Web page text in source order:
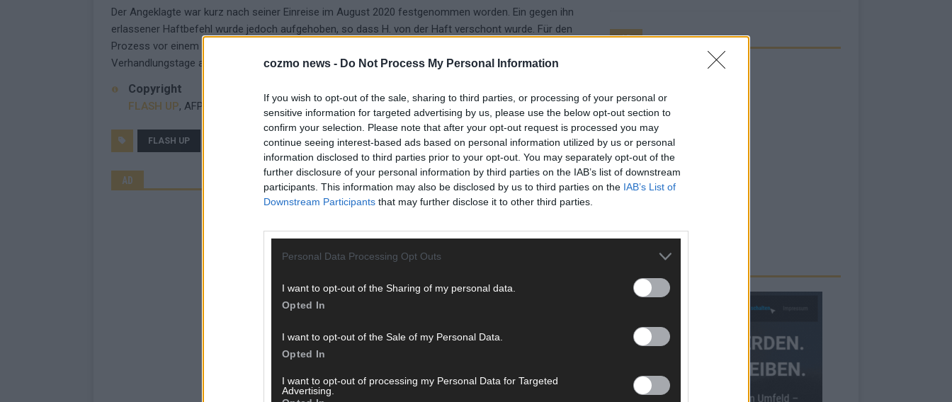
cozmo news - Do Not Process My Personal Information
If you wish to opt-out of the sale, sharing to third parties, or processing of your personal or
sensitive information for targeted advertising by us, please use the below opt-out section to
confirm your selection. Please note that after your opt-out request is processed you may
continue seeing interest-based ads based on personal information utilized by us or personal
information disclosed to third parties prior to your opt-out. You may separately opt-out of the
further disclosure of your personal information by third parties on the IAB’s list of downstream
participants. This information may also be disclosed by us to third parties on the IAB’s List of
Downstream Participants that may further disclose it to other third parties.
Personal Data Processing Opt Outs
I want to opt-out of the Sharing of my personal data.
Opted In
I want to opt-out of the Sale of my Personal Data.
Opted In
I want to opt-out of processing my Personal Data for Targeted
Advertising.
Der Angeklagte war kurz nach seiner Einreise im August 2020 festgenommen worden. Ein gegen ihn
erlassener Haftbefehl wurde jedoch aufgehoben, so dass H. von der Haft verschont wurde. Für den
Prozess vor einem Strafsenat des Kammergerichts sind bis Ende Januar insgesamt sechs
Verhandlungstage angesetzt.
Copyright
FLASH UP, AFP
FLASH UP GESTÄNDNIS JUSTIZ TALIBAN
AD
AD